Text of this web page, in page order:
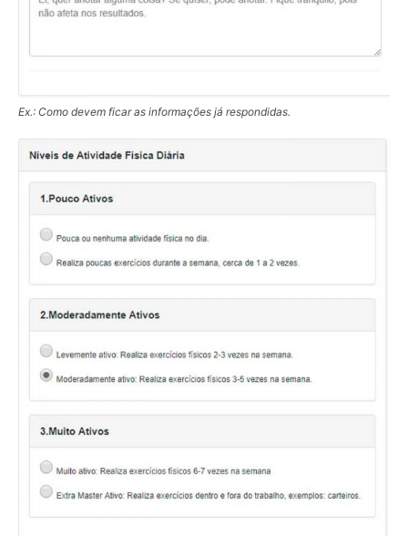
Ex.: Como devem ficar as informações já respondidas.